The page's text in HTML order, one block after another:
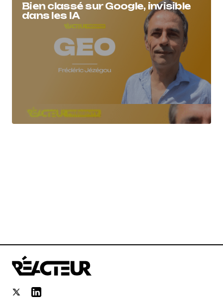
Bien classé sur Google, invisible
dans les IA